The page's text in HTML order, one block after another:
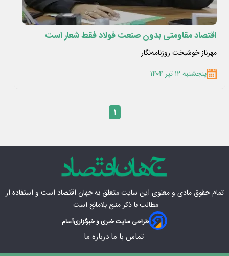
اقتصاد مقاومتی بدون صنعت فولاد فقط شعار است
مهرناز خوشبخت روزنامه‌نگار
پنجشنبه ۱۲ تیر ۱۴۰۴
۱
تمام حقوق مادی‌ و معنوی این سایت متعلق بهجهان اقتصاد است و استفاده از
مطالب با ذکر منبع بلامانع است.
طراحی سایت خبری و خبرگزاریآسام
تماس با ما درباره ما